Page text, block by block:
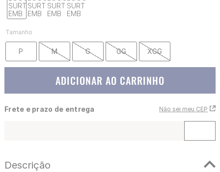
Tamanho
P M G GG XGG
ADICIONAR AO CARRINHO
Frete e prazo de entrega Não sei meu CEP
Descrição